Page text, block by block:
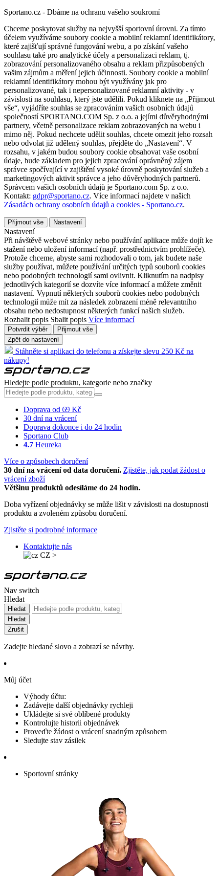
Sportano.cz - Dbáme na ochranu vašeho soukromí
Chceme poskytovat služby na nejvyšší sportovní úrovni. Za tímto
účelem využíváme soubory cookie a mobilní reklamní identifikátory,
které zajišťují správné fungování webu, a po získání vašeho
souhlasu také pro analytické účely a personalizaci reklam, tj.
zobrazování personalizovaného obsahu a reklam přizpůsobených
vašim zájmům a měření jejich účinnosti. Soubory cookie a mobilní
reklamní identifikátory mohou být využívány jak pro
personalizované, tak i nepersonalizované reklamní aktivity - v
závislosti na souhlasu, který jste udělili. Pokud kliknete na „Přijmout
vše“, vyjádříte souhlas se zpracováním vašich osobních údajů
společností SPORTANO.COM Sp. z o.o. a jejími důvěryhodnými
partnery, včetně personalizace reklam zobrazovaných na webu i
mimo něj. Pokud nechcete udělit souhlas, chcete omezit jeho rozsah
nebo odvolat již udělený souhlas, přejděte do „Nastavení“. V
rozsahu, v jakém budou soubory cookie obsahovat vaše osobní
údaje, bude základem pro jejich zpracování oprávněný zájem
správce spočívající v zajištění vysoké úrovně poskytování služeb a
marketingových aktivit správce a jeho důvěryhodných partnerů.
Správcem vašich osobních údajů je Sportano.com Sp. z o.o.
Kontakt: gdpr@sportano.cz. Více informací najdete v našich
Zásadách ochrany osobních údajů a cookies - Sportano.cz.
Přijmout vše Nastavení
Nastavení
Při návštěvě webové stránky nebo používání aplikace může dojít ke
stažení nebo uložení informací (např. prostřednictvím prohlížeče).
Protože chceme, abyste sami rozhodovali o tom, jak budete naše
služby používat, můžete používání určitých typů souborů cookies
nebo podobných technologií sami ovlivnit. Kliknutím na nadpisy
jednotlivých kategorií se dozvíte více informací a můžete změnit
nastavení. Vypnutí některých souborů cookies nebo podobných
technologií může mít za následek zobrazení méně relevantního
obsahu nebo nedostupnost některých funkcí našich služeb.
Rozbalit popis Sbalit popis Více informací
Potvrdit výběr
Přijmout vše
Zpět do nastavení
Stáhněte si aplikaci do telefonu a získejte slevu 250 Kč na
nákupy!
Hledejte podle produktu, kategorie nebo značky
Doprava od 69 Kč
30 dní na vrácení
Doprava dokonce i do 24 hodin
Sportano Club
4.7 Heureka
Více o způsobech doručení
30 dní na vrácení od data doručení. Zjistěte, jak podat žádost o
vrácení zboží
Většinu produktů odesíláme do 24 hodin.
Doba vyřízení objednávky se může lišit v závislosti na dostupnosti
produktu a zvoleném způsobu doručení.
Zjistěte si podrobné informace
Kontaktujte nás
CZ >
Nav switch
Hledat
Hledat
Hledat
Zrušit
Zadejte hledané slovo a zobrazí se návrhy.
Můj účet
Výhody účtu:
Zadávejte další objednávky rychleji
Ukládejte si své oblíbené produkty
Kontrolujte historii objednávek
Proveďte žádost o vrácení snadným způsobem
Sledujte stav zásilek
Sportovní stránky